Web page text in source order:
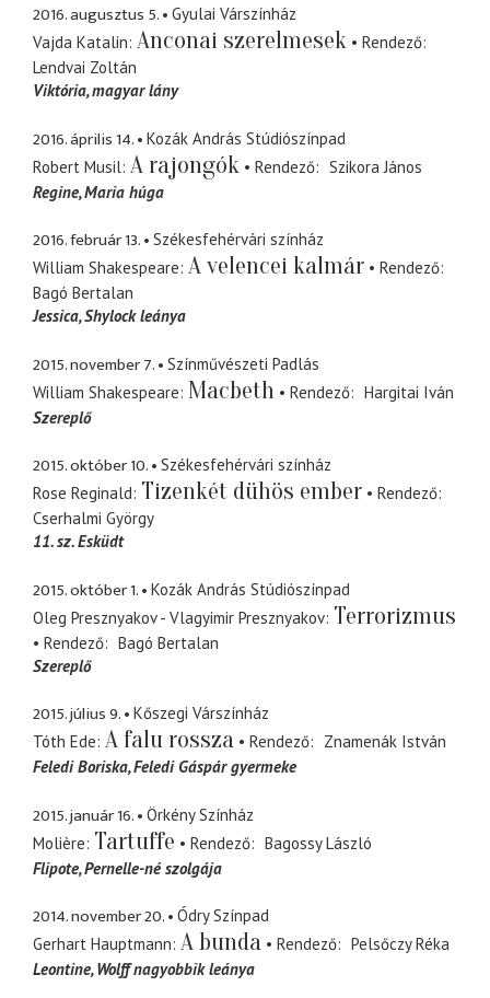
2016. augusztus 5.
Gyulai Várszínház
Vajda Katalin Anconai szerelmesek
Rendező
Lendvai Zoltán
Viktória magyar lány
2016. április 14.
Kozák András Stúdiószínpad
Robert Musil A rajongók Rendező
Szikora János
Regine Maria húga
2016. február 13.
Székesfehérvári színház
William Shakespeare A velencei kalmár
Rendező
Bagó Bertalan
Jessica Shylock leánya
2015. november 7.
Színművészeti Padlás
William Shakespeare Macbeth Rendező
Hargitai Iván
Szereplő
2015. október 10.
Székesfehérvári színház
Rose Reginald Tizenkét dühös ember
Rendező
Cserhalmi György
11. sz. Esküdt
2015. október 1.
Kozák András Stúdiószínpad
Oleg Presznyakov - Vlagyimir Presznyakov Terrorizmus
Rendező
Bagó Bertalan
Szereplő
2015. július 9.
Kőszegi Várszínház
Tóth Ede A falu rossza Rendező
Znamenák István
Feledi Boriska Feledi Gáspár gyermeke
2015. január 16.
Örkény Színház
Molière Tartuffe Rendező
Bagossy László
Flipote Pernelle-né szolgája
2014. november 20.
Ódry Színpad
Gerhart Hauptmann A bunda Rendező
Pelsőczy Réka
Leontine Wolff nagyobbik leánya